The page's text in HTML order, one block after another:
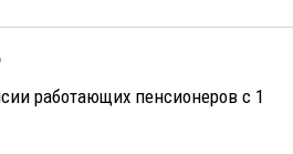
работающих пенсионеров с 1